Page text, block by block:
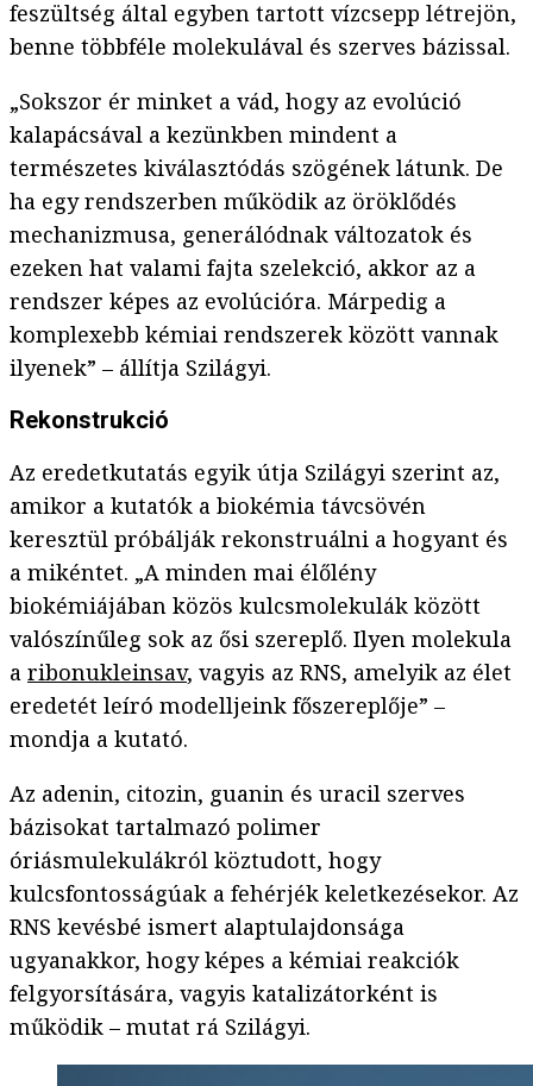
feszültség által egyben tartott vízcsepp létrejön,
benne többféle molekulával és szerves bázissal.
„Sokszor ér minket a vád, hogy az evolúció
kalapácsával a kezünkben mindent a
természetes kiválasztódás szögének látunk. De
ha egy rendszerben működik az öröklődés
mechanizmusa, generálódnak változatok és
ezeken hat valami fajta szelekció, akkor az a
rendszer képes az evolúcióra. Márpedig a
komplexebb kémiai rendszerek között vannak
ilyenek” – állítja Szilágyi.
Rekonstrukció
Az eredetkutatás egyik útja Szilágyi szerint az,
amikor a kutatók a biokémia távcsövén
keresztül próbálják rekonstruálni a hogyant és
a mikéntet. „A minden mai élőlény
biokémiájában közös kulcsmolekulák között
valószínűleg sok az ősi szereplő. Ilyen molekula
a ribonukleinsav, vagyis az RNS, amelyik az élet
eredetét leíró modelljeink főszereplője” –
mondja a kutató.
Az adenin, citozin, guanin és uracil szerves
bázisokat tartalmazó polimer
óriásmulekulákról köztudott, hogy
kulcsfontosságúak a fehérjék keletkezésekor. Az
RNS kevésbé ismert alaptulajdonsága
ugyanakkor, hogy képes a kémiai reakciók
felgyorsítására, vagyis katalizátorként is
működik – mutat rá Szilágyi.